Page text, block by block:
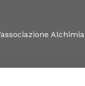
Alchimia